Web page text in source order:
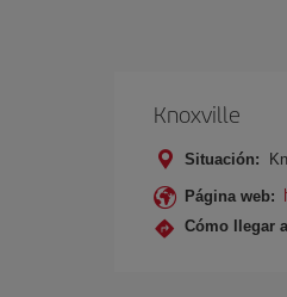
Knoxville
Situación:
Página web:
Cómo llegar